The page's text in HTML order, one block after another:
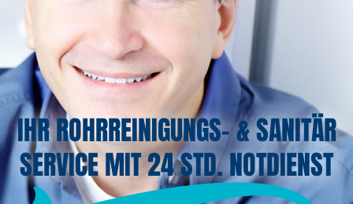
IHR ROHRREINIGUNGS- & SANITÄR
SERVICE MIT 24 STD. NOTDIENST